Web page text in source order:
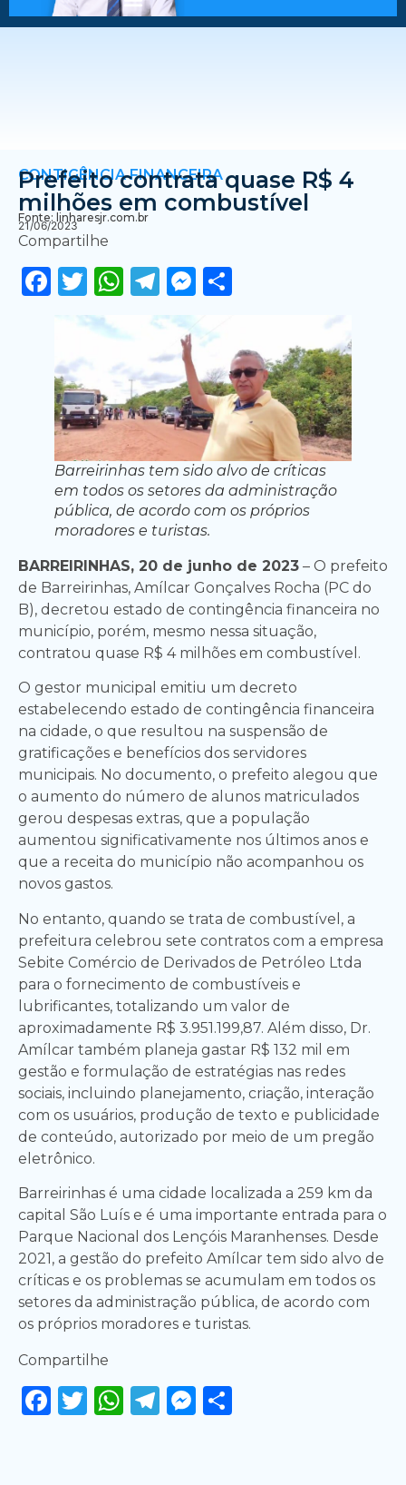
CONTIGÊNCIA FINANCEIRA
Prefeito contrata quase R$ 4
milhões em combustível
Fonte: linharesjr.com.br
21/06/2023
Compartilhe
Facebook
Twitter
WhatsApp
Telegram
Messenger
Barreirinhas tem sido alvo de críticas
em todos os setores da administração
pública, de acordo com os próprios
moradores e turistas.
BARREIRINHAS, 20 de junho de 2023 – O prefeito
de Barreirinhas, Amílcar Gonçalves Rocha (PC do
B), decretou estado de contingência financeira no
município, porém, mesmo nessa situação,
contratou quase R$ 4 milhões em combustível.
O gestor municipal emitiu um decreto
estabelecendo estado de contingência financeira
na cidade, o que resultou na suspensão de
gratificações e benefícios dos servidores
municipais. No documento, o prefeito alegou que
o aumento do número de alunos matriculados
gerou despesas extras, que a população
aumentou significativamente nos últimos anos e
que a receita do município não acompanhou os
novos gastos.
No entanto, quando se trata de combustível, a
prefeitura celebrou sete contratos com a empresa
Sebite Comércio de Derivados de Petróleo Ltda
para o fornecimento de combustíveis e
lubrificantes, totalizando um valor de
aproximadamente R$ 3.951.199,87. Além disso, Dr.
Amílcar também planeja gastar R$ 132 mil em
gestão e formulação de estratégias nas redes
sociais, incluindo planejamento, criação, interação
com os usuários, produção de texto e publicidade
de conteúdo, autorizado por meio de um pregão
eletrônico.
Barreirinhas é uma cidade localizada a 259 km da
capital São Luís e é uma importante entrada para o
Parque Nacional dos Lençóis Maranhenses. Desde
2021, a gestão do prefeito Amílcar tem sido alvo de
críticas e os problemas se acumulam em todos os
setores da administração pública, de acordo com
os próprios moradores e turistas.
Compartilhe
Facebook
Twitter
WhatsApp
Telegram
Messenger